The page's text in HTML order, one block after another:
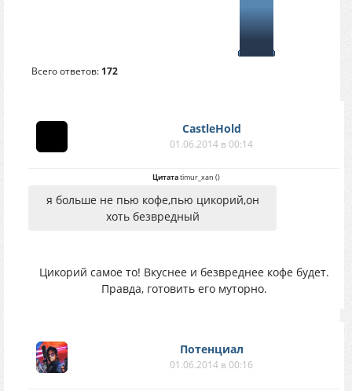
Всего ответов: 172
CastleHold
01.06.2014 в 00:14
Цитатаtimur_xan ()
я больше не пью кофе,пью цикорий,он
хоть безвредный
Цикорий самое то! Вкуснее и безвреднее кофе будет.
Правда, готовить его муторно.
Потенциал
01.06.2014 в 00:16